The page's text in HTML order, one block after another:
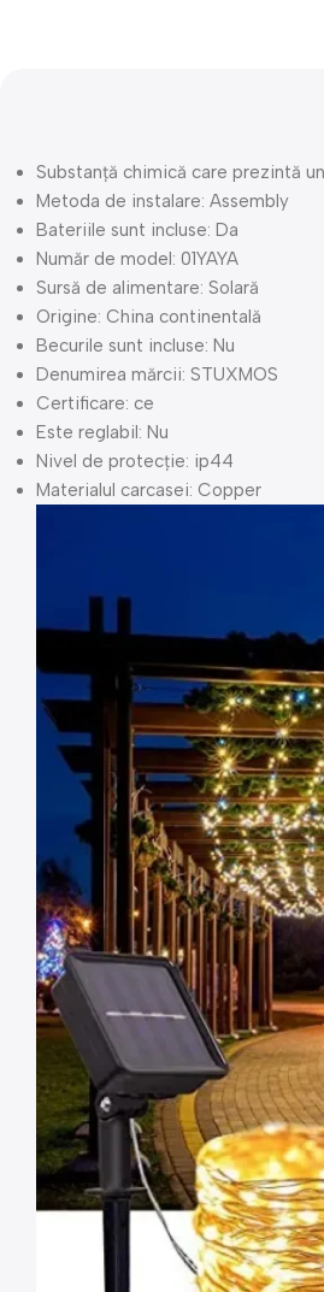
Substanță chimică care prezintă
Metoda de instalare: Assembly
Bateriile sunt incluse: Da
Număr de model: 01YAYA
Sursă de alimentare: Solară
Origine: China continentală
Becurile sunt incluse: Nu
Denumirea mărcii: STUXMOS
Certificare: ce
Este reglabil: Nu
Nivel de protecție: ip44
Materialul carcasei: Copper